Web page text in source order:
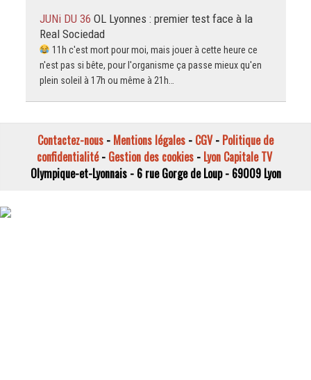
JUNi DU 36 OL Lyonnes : premier test face à la
Real Sociedad
11h c'est mort pour moi, mais jouer à cette heure ce
n'est pas si bête, pour l'organisme ça passe mieux qu'en
plein soleil à 17h ou même à 21h…
Contactez-nous - Mentions légales - CGV- Politique de
confidentialité- Gestion des cookies- Lyon Capitale TV
Olympique-et-Lyonnais - 6 rue Gorge de Loup - 69009 Lyon